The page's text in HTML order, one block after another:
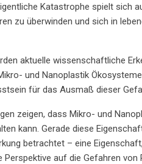
Katastrophe spielt sich
zu überwinden und sich in
aktuelle wissenschaftliche
und Nanoplastik
für das Ausmaß dieser
zeigen, dass Mikro- und
kann. Gerade diese
betrachtet – eine
Perspektive auf die Gefahren